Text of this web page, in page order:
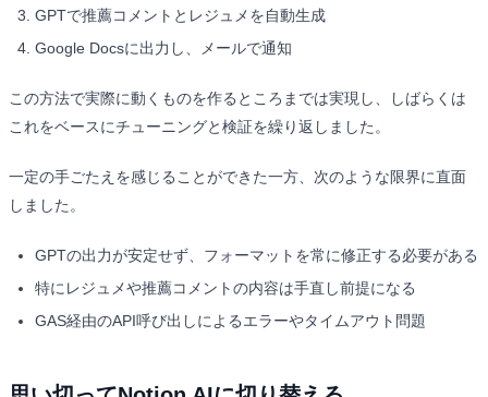
GPTで推薦コメントとレジュメを自動生成
Google Docsに出力し、メールで通知
この方法で実際に動くものを作るところまでは実現し、しばらくは
これをベースにチューニングと検証を繰り返しました。
一定の手ごたえを感じることができた一方、次のような限界に直面
しました。
GPTの出力が安定せず、フォーマットを常に修正する必要がある
特にレジュメや推薦コメントの内容は手直し前提になる
GAS経由のAPI呼び出しによるエラーやタイムアウト問題